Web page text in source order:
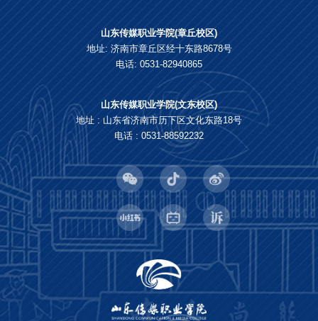
山东传媒职业学院(章丘校区)
地址: 济南市章丘区经十东路8678号
电话: 0531-82940865
山东传媒职业学院(文东校区)
地址 : 山东省济南市历下区文化东路18号
电话 : 0531-88592232